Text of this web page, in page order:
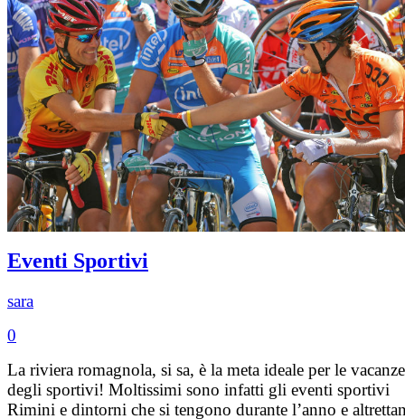
Eventi Sportivi
sara
0
La riviera romagnola, si sa, è la meta ideale per le vacanze
degli sportivi! Moltissimi sono infatti gli eventi sportivi
Rimini e dintorni che si tengono durante l’anno e